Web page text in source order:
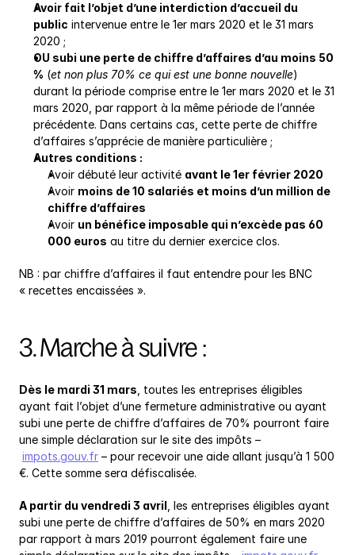
Avoir fait l’objet d’une interdiction d’accueil du
public intervenue entre le 1er mars 2020 et le 31 mars
2020 ;
OU subi une perte de chiffre d’affaires d’au moins 50
% (et non plus 70% ce qui est une bonne nouvelle)
durant la période comprise entre le 1er mars 2020 et le 31
mars 2020, par rapport à la même période de l’année
précédente. Dans certains cas, cette perte de chiffre
d’affaires s’apprécie de manière particulière ;
Autres conditions :
Avoir débuté leur activité avant le 1er février 2020
Avoir moins de 10 salariés et moins d’un million de
chiffre d’affaires
Avoir un bénéfice imposable qui n’excède pas 60
000 euros au titre du dernier exercice clos.
NB : par chiffre d’affaires il faut entendre pour les BNC
« recettes encaissées ».
3. Marche à suivre :
Dès le mardi 31 mars , toutes les entreprises éligibles
ayant fait l’objet d’une fermeture administrative ou ayant
subi une perte de chiffre d’affaires de 70% pourront faire
une simple déclaration sur le site des impôts –
impots.gouv.fr – pour recevoir une aide allant jusqu’à 1 500
€. Cette somme sera défiscalisée.
A partir du vendredi 3 avril , les entreprises éligibles ayant
subi une perte de chiffre d’affaires de 50% en mars 2020
par rapport à mars 2019 pourront également faire une